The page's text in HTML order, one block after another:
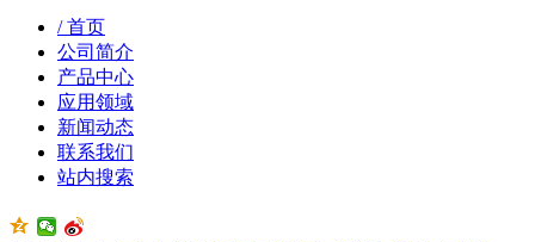
/ 首页
公司简介
产品中心
应用领域
新闻动态
联系我们
站内搜索